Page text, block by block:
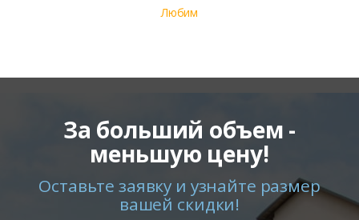
Любим
За больший объем -
меньшую цену!
Оставьте заявку и узнайте размер
вашей скидки!